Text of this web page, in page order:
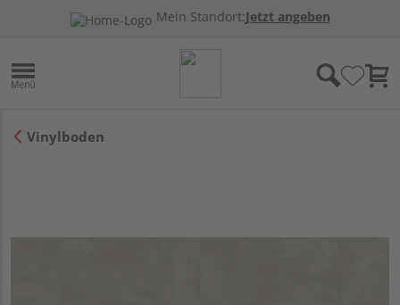
Mein Standort:Jetzt angeben
Vinylboden